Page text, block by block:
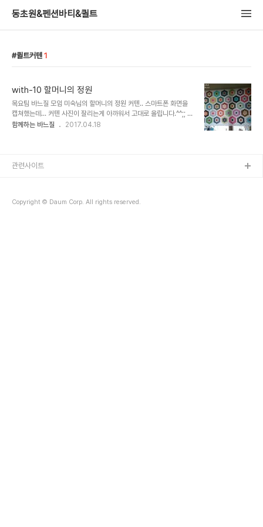
동초원&펜션바티&퀼트
퀼트커텐 1
with-10 할머니의 정원
목요팀 바느질 모임 미숙님의 할머니의 정원 커텐.. 스마트폰 화면을
캡쳐했는데... 커텐 사진이 잘리는게 아까워서 고대로 올립니다.^^;; 최
종 완성은 뒷지를 대고 중간에 커튼고리까지 달아서 완성했는데 그 사
함께하는 바느질 2017.04.18
Copyright © Daum Corp. All rights reserved.
관련사이트